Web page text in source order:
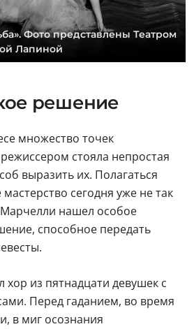
Фото представлены Театром
Лапиной
решение
множество точек
стояла непростая
выразить их. Полагаться
сегодня уже не так
нашел особое
способное передать
из пятнадцати девушек с
Перед гаданием, во время
в миг осознания